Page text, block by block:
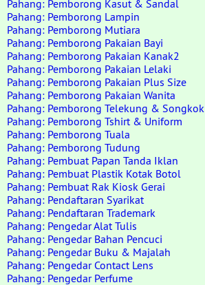
Pahang: Pemborong Kasut & Sandal
Pahang: Pemborong Lampin
Pahang: Pemborong Mutiara
Pahang: Pemborong Pakaian Bayi
Pahang: Pemborong Pakaian Kanak2
Pahang: Pemborong Pakaian Lelaki
Pahang: Pemborong Pakaian Plus Size
Pahang: Pemborong Pakaian Wanita
Pahang: Pemborong Telekung & Songkok
Pahang: Pemborong Tshirt & Uniform
Pahang: Pemborong Tuala
Pahang: Pemborong Tudung
Pahang: Pembuat Papan Tanda Iklan
Pahang: Pembuat Plastik Kotak Botol
Pahang: Pembuat Rak Kiosk Gerai
Pahang: Pendaftaran Syarikat
Pahang: Pendaftaran Trademark
Pahang: Pengedar Alat Tulis
Pahang: Pengedar Bahan Pencuci
Pahang: Pengedar Buku & Majalah
Pahang: Pengedar Contact Lens
Pahang: Pengedar Perfume